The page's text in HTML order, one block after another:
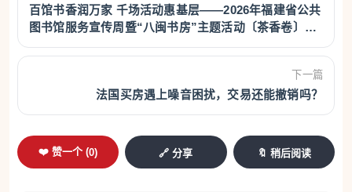
IBAN 迁移到 FR IBAN，这往往意味着原境外账户发
生了关闭或变更，报税时更要仔细核对。这个判断逻
辑来自法国税务局对“境外账户”的定义，以及 Revolut
官方对法国用户 IBAN 迁移方式的说明。
年收入、也就是 2026 年提交的个人所得税申报中，
百馆书香润万家 千场活动惠基层——2026年福建省公共
图书馆服务宣传周暨“八闽书房”主题活动〔茶香卷〕启
幕
下一篇
法国买房遇上噪音困扰，交易还能撤销吗？
❤️ 赞一个 (0) 🔗 分享 🔖 稍后阅读